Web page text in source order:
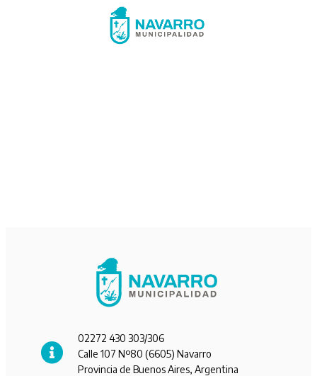
02272 430 303/306
Calle 107 Nº80 (6605) Navarro
Provincia de Buenos Aires, Argentina